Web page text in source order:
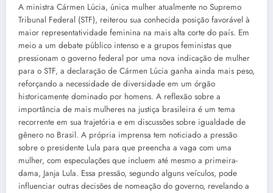
A ministra Cármen Lúcia, única mulher atualmente no Supremo
Tribunal Federal (STF), reiterou sua conhecida posição favorável à
maior representatividade feminina na mais alta corte do país. Em
meio a um debate público intenso e a grupos feministas que
pressionam o governo federal por uma nova indicação de mulher
para o STF, a declaração de Cármen Lúcia ganha ainda mais peso,
reforçando a necessidade de diversidade em um órgão
historicamente dominado por homens. A reflexão sobre a
importância de mais mulheres na justiça brasileira é um tema
recorrente em sua trajetória e em discussões sobre igualdade de
gênero no Brasil. A própria imprensa tem noticiado a pressão
sobre o presidente Lula para que preencha a vaga com uma
mulher, com especulações que incluem até mesmo a primeira-
dama, Janja Lula. Essa pressão, segundo alguns veículos, pode
influenciar outras decisões de nomeação do governo, revelando a